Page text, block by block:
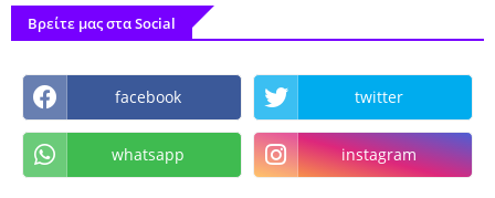
Βρείτε μας στα Social
facebook twitter
whatsapp instagram